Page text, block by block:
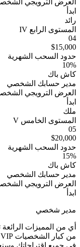
ابدأ
رائد
المستوى الرابع IV
04
$15,000
حدود السحب الشهرية
10%
كاش باك
مدير حسابك الشخصي
العرض الترويجي
ابدأ
ملك
المستوى الخامس V
05
$20,000
حدود السحب الشهرية
15%
كاش باك
مدير حسابك الشخصي
العرض الترويجي
ابدأ
مدير شخصي
أي من المميزات
في جميع اقتراحاتك